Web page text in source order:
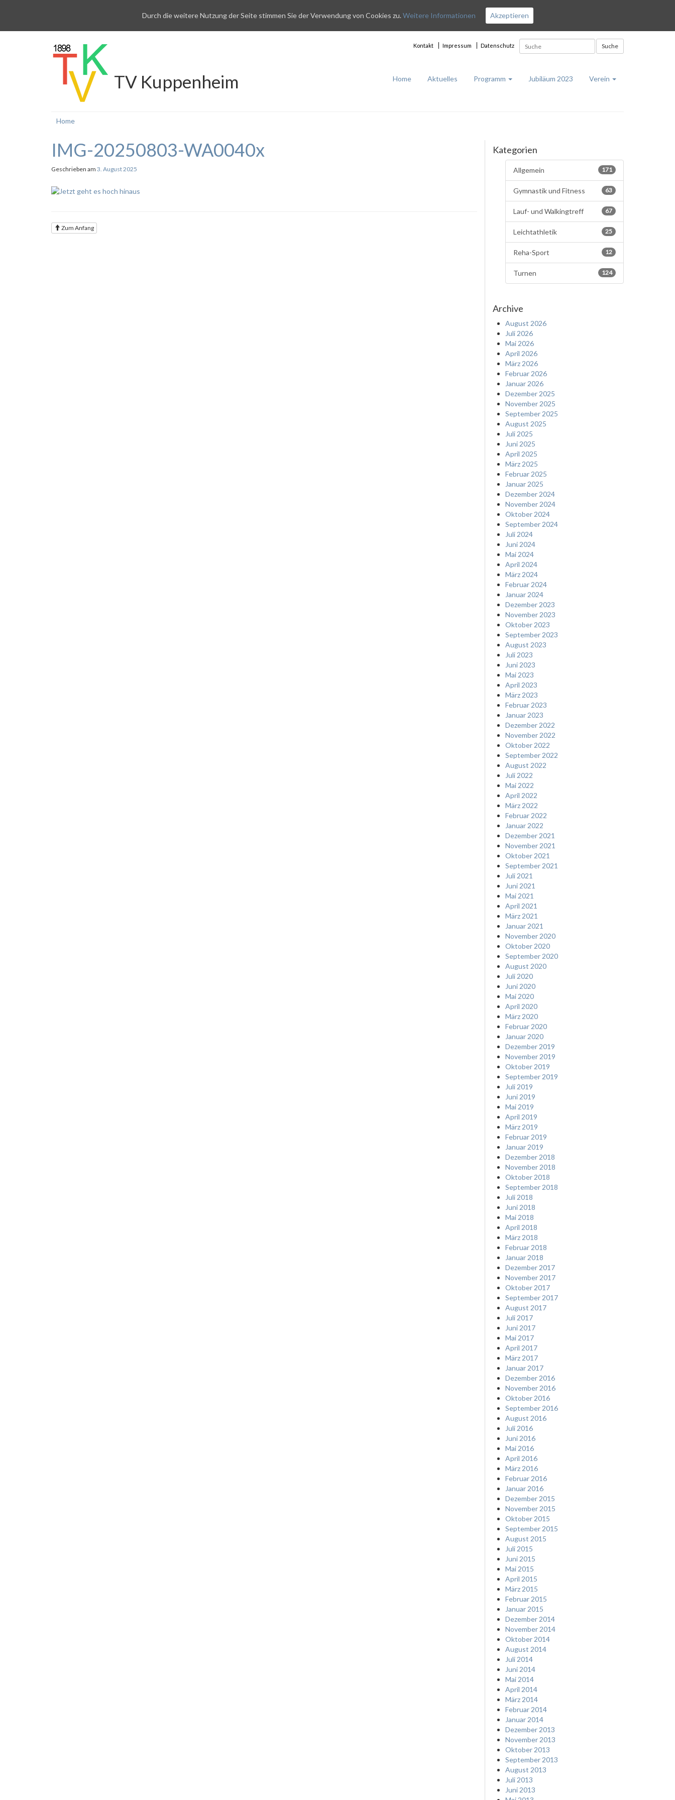
Suche
Kontakt Impressum Datenschutz
TV Kuppenheim Home Aktuelles Programm Jubiläum 2023 Verein
Home
IMG-20250803-WA0040x
Geschrieben am 3. August 2025
Zum Anfang
Kategorien
171
Allgemein
63
Gymnastik und Fitness
67
Lauf- und Walkingtreff
25
Leichtathletik
12
Reha-Sport
124
Turnen
Archive
August 2026
Juli 2026
Mai 2026
April 2026
März 2026
Februar 2026
Januar 2026
Dezember 2025
November 2025
September 2025
August 2025
Juli 2025
Juni 2025
April 2025
März 2025
Februar 2025
Januar 2025
Dezember 2024
November 2024
Oktober 2024
September 2024
Juli 2024
Juni 2024
Mai 2024
April 2024
März 2024
Februar 2024
Januar 2024
Dezember 2023
November 2023
Oktober 2023
September 2023
August 2023
Juli 2023
Juni 2023
Mai 2023
April 2023
März 2023
Februar 2023
Januar 2023
Dezember 2022
November 2022
Oktober 2022
September 2022
August 2022
Juli 2022
Mai 2022
April 2022
März 2022
Februar 2022
Januar 2022
Dezember 2021
November 2021
Oktober 2021
September 2021
Juli 2021
Juni 2021
Mai 2021
April 2021
März 2021
Januar 2021
November 2020
Oktober 2020
September 2020
August 2020
Juli 2020
Juni 2020
Mai 2020
April 2020
März 2020
Februar 2020
Januar 2020
Dezember 2019
November 2019
Oktober 2019
September 2019
Juli 2019
Juni 2019
Mai 2019
April 2019
März 2019
Februar 2019
Januar 2019
Dezember 2018
November 2018
Oktober 2018
September 2018
Juli 2018
Juni 2018
Mai 2018
April 2018
März 2018
Februar 2018
Januar 2018
Dezember 2017
November 2017
Oktober 2017
September 2017
August 2017
Juli 2017
Juni 2017
Mai 2017
April 2017
März 2017
Januar 2017
Dezember 2016
November 2016
Oktober 2016
September 2016
August 2016
Juli 2016
Juni 2016
Mai 2016
April 2016
März 2016
Februar 2016
Januar 2016
Dezember 2015
November 2015
Oktober 2015
September 2015
August 2015
Juli 2015
Juni 2015
Mai 2015
April 2015
März 2015
Februar 2015
Januar 2015
Dezember 2014
November 2014
Oktober 2014
August 2014
Juli 2014
Juni 2014
Mai 2014
April 2014
März 2014
Februar 2014
Januar 2014
Dezember 2013
November 2013
Oktober 2013
September 2013
August 2013
Juli 2013
Juni 2013
Durch die weitere Nutzung der Seite stimmen Sie der Verwendung von Cookies zu. Weitere Informationen Akzeptieren